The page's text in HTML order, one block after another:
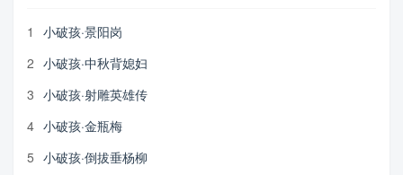
1
小破孩·景阳岗
2 小破孩·中秋背媳妇
3 小破孩·射雕英雄传
4 小破孩·金瓶梅
5 小破孩·倒拔垂杨柳